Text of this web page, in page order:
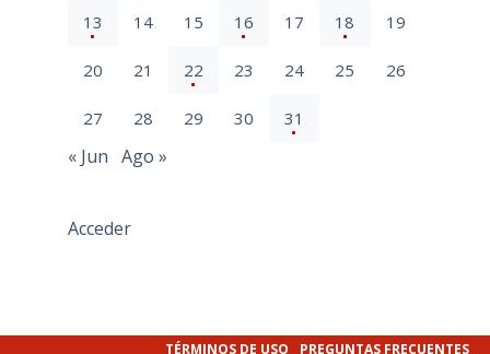
13 14 15 16 17 18 19
20 21 22 23 24 25 26
27 28 29 30 31
« Jun Ago »
Acceder
TÉRMINOS DE USO PREGUNTAS FRECUENTES